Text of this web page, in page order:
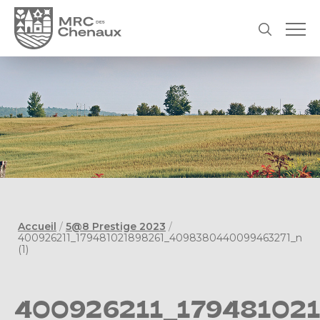
Accueil / 5@8 Prestige 2023 /
400926211_179481021898261_4098380440099463271_n
(1)